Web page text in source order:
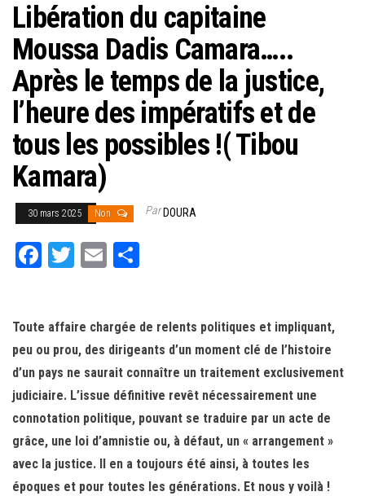
Libération du capitaine
Moussa Dadis Camara…..
Après le temps de la justice,
l’heure des impératifs et de
tous les possibles !( Tibou
Kamara)
30 mars 2025 Non ParDOURA
Fa
ok
T
er
E
er
Toute affaire chargée de relents politiques et impliquant,
peu ou prou, des dirigeants d’un moment clé de l’histoire
d’un pays ne saurait connaître un traitement exclusivement
judiciaire. L’issue définitive revêt nécessairement une
connotation politique, pouvant se traduire par un acte de
grâce, une loi d’amnistie ou, à défaut, un « arrangement »
avec la justice. Il en a toujours été ainsi, à toutes les
époques et pour toutes les générations. Et nous y voilà !